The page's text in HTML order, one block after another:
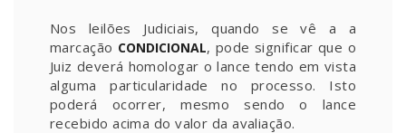
Nos leilões Judiciais, quando se vê a a
marcação CONDICIONAL, pode significar que o
Juiz deverá homologar o lance tendo em vista
alguma particularidade no processo. Isto
poderá ocorrer, mesmo sendo o lance
recebido acima do valor da avaliação.